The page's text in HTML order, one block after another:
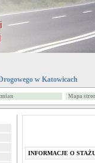
w Katowicach
Mapa
INFORMACJE O